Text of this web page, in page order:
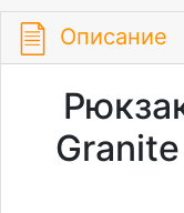
Описание